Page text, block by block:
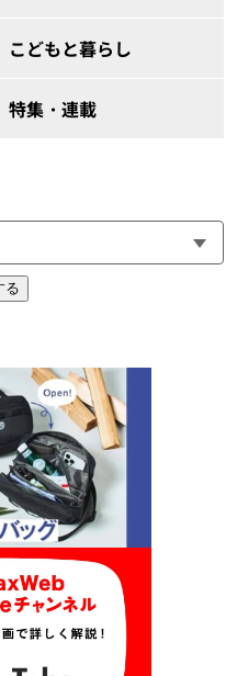
こどもと暮らし
特集・連載
る